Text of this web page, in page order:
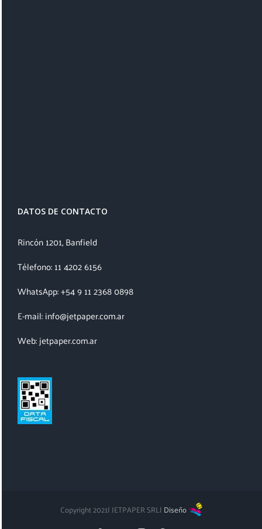
DATOS DE CONTACTO
Rincón 1201, Banfield
Télefono: 11 4202 6156
WhatsApp: +54 9 11 2368 0898
E-mail: info@jetpaper.com.ar
Web: jetpaper.com.ar
Copyright 2021| JETPAPER SRL| Diseño